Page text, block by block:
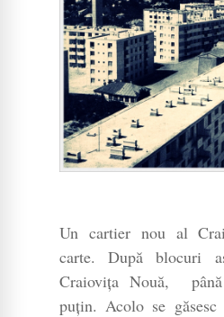
Un cartier nou al
carte. După blocuri
Craiovița Nouă,
puțin. Acolo se găsesc